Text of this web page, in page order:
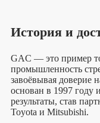
История и
GAC — это пример
промышленность
завоёвывая доверие
основан в 1997 году
результаты, став
Toyota и Mitsubishi.